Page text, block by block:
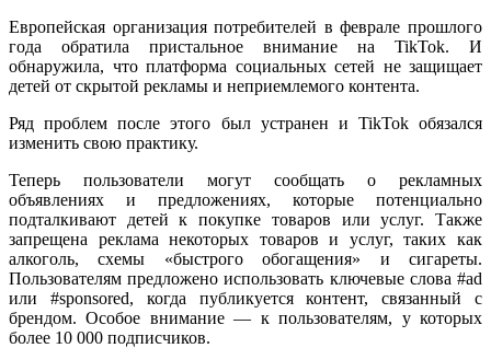
Европейская организация потребителей в феврале прошлого
года обратила пристальное внимание на TikTok. И
обнаружила, что платформа социальных сетей не защищает
детей от скрытой рекламы и неприемлемого контента.
Ряд проблем после этого был устранен и TikTok обязался
изменить свою практику.
Теперь пользователи могут сообщать о рекламных
объявлениях и предложениях, которые потенциально
подталкивают детей к покупке товаров или услуг. Также
запрещена реклама некоторых товаров и услуг, таких как
алкоголь, схемы «быстрого обогащения» и сигареты.
Пользователям предложено использовать ключевые слова #ad
или #sponsored, когда публикуется контент, связанный с
брендом. Особое внимание — к пользователям, у которых
более 10 000 подписчиков.